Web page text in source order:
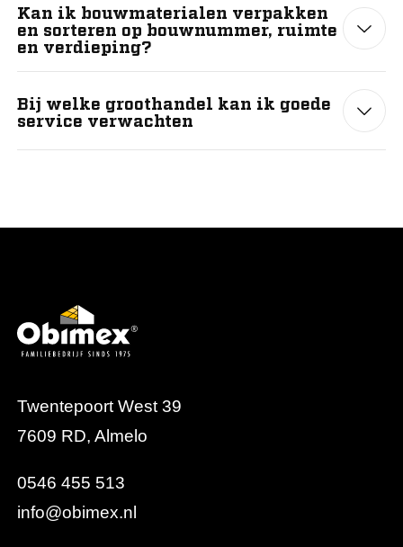
Kan ik bouwmaterialen verpakken
en sorteren op bouwnummer, ruimte
en verdieping?
Bij welke groothandel kan ik goede
service verwachten
Twentepoort West 39
7609 RD, Almelo
0546 455 513
info@obimex.nl